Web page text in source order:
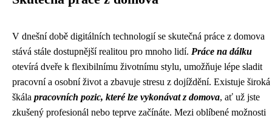
V dnešní době digitálních technologií se skutečná práce z domova
stává stále dostupnější realitou pro mnoho lidí. Práce na dálku
otevírá dveře k flexibilnímu životnímu stylu, umožňuje lépe sladit
pracovní a osobní život a zbavuje stresu z dojíždění. Existuje široká
škála pracovních pozic, které lze vykonávat z domova, ať už jste
zkušený profesionál nebo teprve začínáte. Mezi oblíbené možnosti